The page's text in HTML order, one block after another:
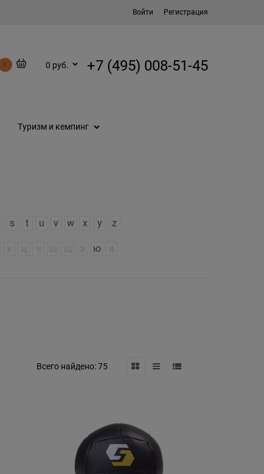
Войти Регистрация
0 0 руб. +7 (495) 008-51-45
Туризм и кемпинг
s t u v w x y z
ю
Всего найдено:75